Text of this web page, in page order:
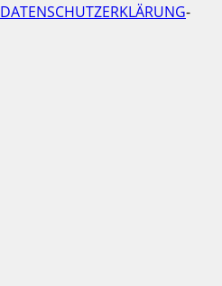
DATENSCHUTZERKLÄRUNG-